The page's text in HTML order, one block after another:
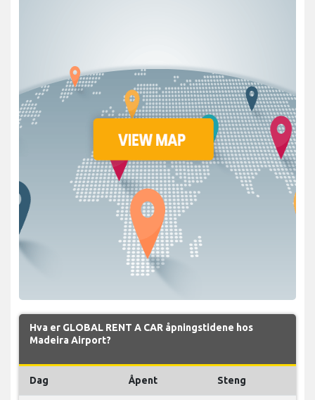
Hva er GLOBAL RENT A CAR åpningstidene hos
Madeira Airport?
Dag Åpent Steng